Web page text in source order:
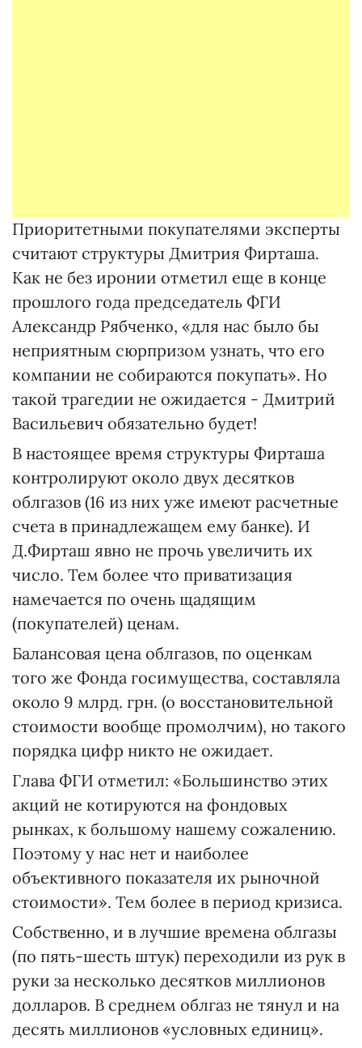
Приоритетными покупателями эксперты
считают структуры Дмитрия Фирташа.
Как не без иронии отметил еще в конце
прошлого года председатель ФГИ
Александр Рябченко, «для нас было бы
неприятным сюрпризом узнать, что его
компании не собираются покупать». Но
такой трагедии не ожидается - Дмитрий
Васильевич обязательно будет!
В настоящее время структуры Фирташа
контролируют около двух десятков
облгазов (16 из них уже имеют расчетные
счета в принадлежащем ему банке). И
Д.Фирташ явно не прочь увеличить их
число. Тем более что приватизация
намечается по очень щадящим
(покупателей) ценам.
Балансовая цена облгазов, по оценкам
того же Фонда госимущества, составляла
около 9 млрд. грн. (о восстановительной
стоимости вообще промолчим), но такого
порядка цифр никто не ожидает.
Глава ФГИ отметил: «Большинство этих
акций не котируются на фондовых
рынках, к большому нашему сожалению.
Поэтому у нас нет и наиболее
объективного показателя их рыночной
стоимости». Тем более в период кризиса.
Собственно, и в лучшие времена облгазы
(по пять-шесть штук) переходили из рук в
руки за несколько десятков миллионов
долларов. В среднем облгаз не тянул и на
десять миллионов «условных единиц».